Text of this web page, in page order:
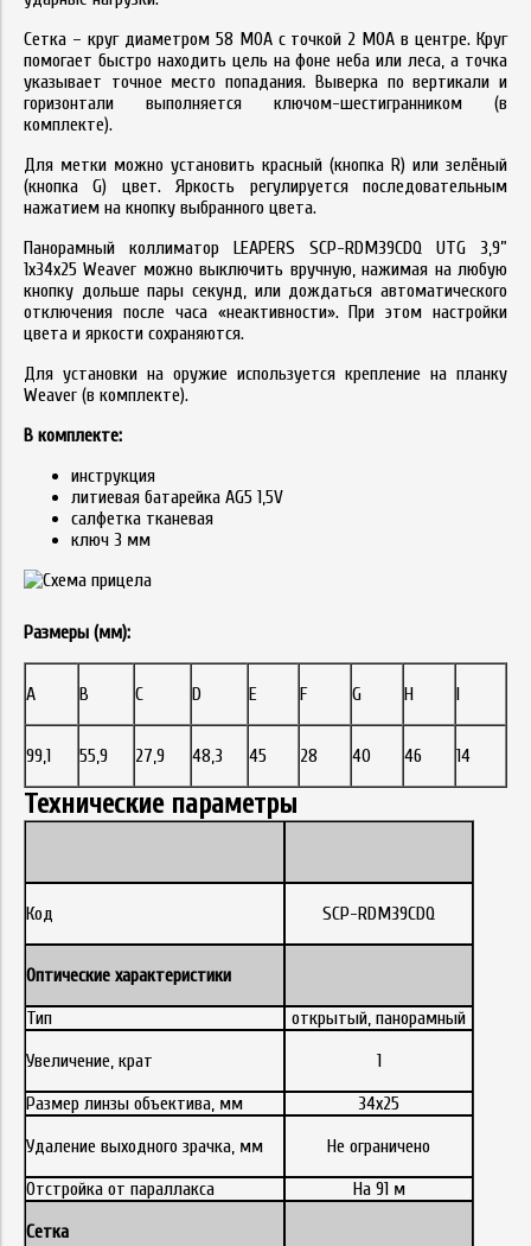
Сетка – круг диаметром 58 MOA с точкой 2 MOA в центре. Круг
помогает быстро находить цель на фоне неба или леса, а точка
указывает точное место попадания. Выверка по вертикали и
горизонтали выполняется ключом-шестигранником (в
комплекте).
Для метки можно установить красный (кнопка R) или зелёный
(кнопка G) цвет. Яркость регулируется последовательным
нажатием на кнопку выбранного цвета.
Панорамный коллиматор LEAPERS SCP-RDM39CDQ UTG 3,9”
1х34х25 Weaver можно выключить вручную, нажимая на любую
кнопку дольше пары секунд, или дождаться автоматического
отключения после часа «неактивности». При этом настройки
цвета и яркости сохраняются.
Для установки на оружие используется крепление на планку
Weaver (в комплекте).
В комплекте:
инструкция
литиевая батарейка AG5 1,5V
салфетка тканевая
ключ 3 мм
Размеры (мм):
A B C D E F G H I
99,1 55,9 27,9 48,3 45 28 40 46 14
Технические параметры
Код SCP-RDM39CDQ
Оптические характеристики
Тип
открытый, панорамный
Увеличение, крат
1
Размер линзы объектива, мм
34x25
Удаление выходного зрачка, мм
Не ограничено
Отстройка от параллакса
На 91 м
Сетка